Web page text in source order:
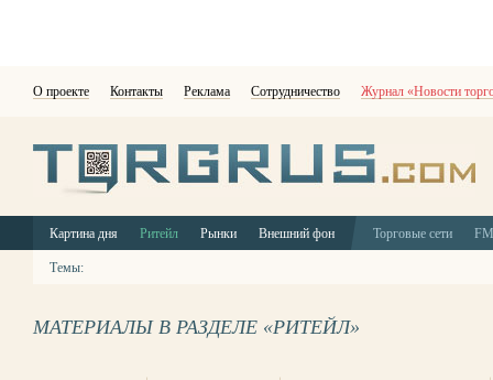
О проекте Контакты Реклама Сотрудничество Журнал «Новости
Картина дня Ритейл Рынки Внешний фон Торговые сети
Темы:
МАТЕРИАЛЫ В РАЗДЕЛЕ «РИТЕЙЛ»